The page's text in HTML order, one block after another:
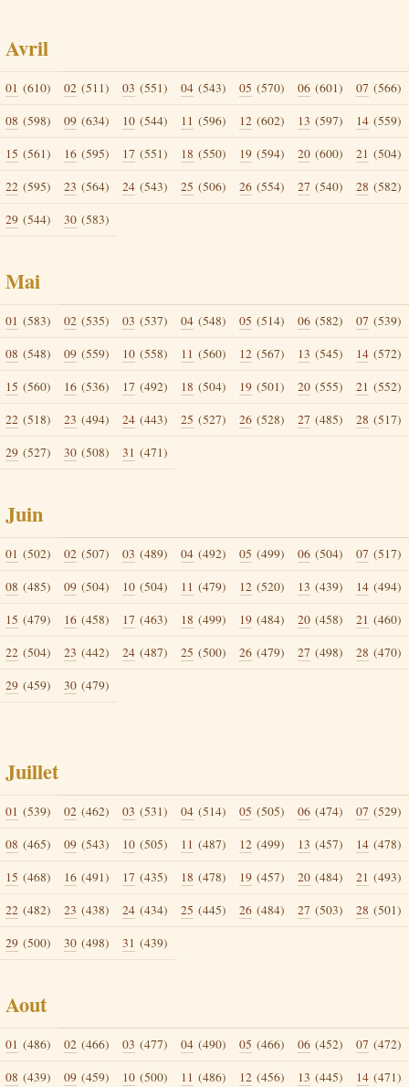
Avril
01 (610) 02 (511) 03 (551) 04 (543) 05 (570) 06 (601) 07 (566)
08 (598) 09 (634) 10 (544) 11 (596) 12 (602) 13 (597) 14 (559)
15 (561) 16 (595) 17 (551) 18 (550) 19 (594) 20 (600) 21 (504)
22 (595) 23 (564) 24 (543) 25 (506) 26 (554) 27 (540) 28 (582)
29 (544) 30 (583)
Mai
01 (583) 02 (535) 03 (537) 04 (548) 05 (514) 06 (582) 07 (539)
08 (548) 09 (559) 10 (558) 11 (560) 12 (567) 13 (545) 14 (572)
15 (560) 16 (536) 17 (492) 18 (504) 19 (501) 20 (555) 21 (552)
22 (518) 23 (494) 24 (443) 25 (527) 26 (528) 27 (485) 28 (517)
29 (527) 30 (508) 31 (471)
Juin
01 (502) 02 (507) 03 (489) 04 (492) 05 (499) 06 (504) 07 (517)
08 (485) 09 (504) 10 (504) 11 (479) 12 (520) 13 (439) 14 (494)
15 (479) 16 (458) 17 (463) 18 (499) 19 (484) 20 (458) 21 (460)
22 (504) 23 (442) 24 (487) 25 (500) 26 (479) 27 (498) 28 (470)
29 (459) 30 (479)
Juillet
01 (539) 02 (462) 03 (531) 04 (514) 05 (505) 06 (474) 07 (529)
08 (465) 09 (543) 10 (505) 11 (487) 12 (499) 13 (457) 14 (478)
15 (468) 16 (491) 17 (435) 18 (478) 19 (457) 20 (484) 21 (493)
22 (482) 23 (438) 24 (434) 25 (445) 26 (484) 27 (503) 28 (501)
29 (500) 30 (498) 31 (439)
Aout
01 (486) 02 (466) 03 (477) 04 (490) 05 (466) 06 (452) 07 (472)
08 (439) 09 (459) 10 (500) 11 (486) 12 (456) 13 (445) 14 (471)